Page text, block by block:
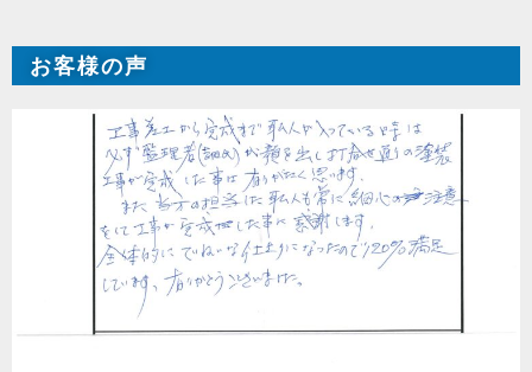
お客様の声